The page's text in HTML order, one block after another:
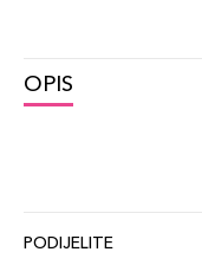
OPIS
PODIJELITE